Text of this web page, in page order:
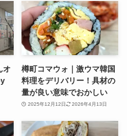
オ
樽町コマウォ｜激ウマ韓国
料理をデリバリー！具材の
量が良い意味でおかしい
2025年12月12日 2026年4月13日